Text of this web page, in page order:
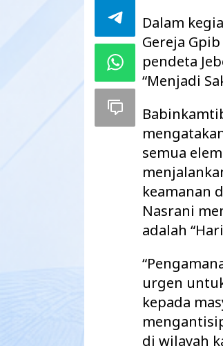
Dalam
Gereja
pendeta
“Menjadi
semua
keamanan
Nasrani
adalah
urgen
kepada
di wilayah